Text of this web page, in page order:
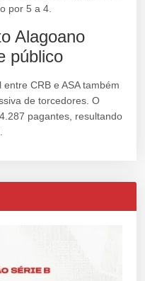
por 5 a 4.
Alagoano
público
CRB e ASA também
de torcedores. O
pagantes, resultando